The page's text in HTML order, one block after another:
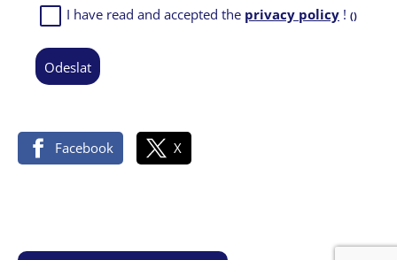
I have read and accepted the privacy policy ! ()
odeslat
Facebook X